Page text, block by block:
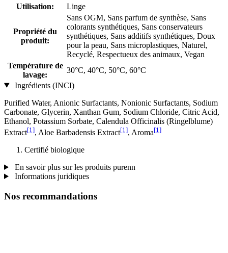
Utilisation:
Linge
Propriété du
produit:
Sans OGM, Sans parfum de synthèse, Sans
colorants synthétiques, Sans conservateurs
synthétiques, Sans additifs synthétiques, Doux
pour la peau, Sans microplastiques, Naturel,
Recyclé, Respectueux des animaux, Vegan
Température de
lavage:
30°C, 40°C, 50°C, 60°C
Ingrédients (INCI)
Purified Water, Anionic Surfactants, Nonionic Surfactants, Sodium
Carbonate, Glycerin, Xanthan Gum, Sodium Chloride, Citric Acid,
Ethanol, Potassium Sorbate, Calendula Officinalis (Ringelblume)
Extract[1], Aloe Barbadensis Extract[1], Aroma[1]
Certifié biologique
En savoir plus sur les produits purenn
Informations juridiques
Nos recommandations